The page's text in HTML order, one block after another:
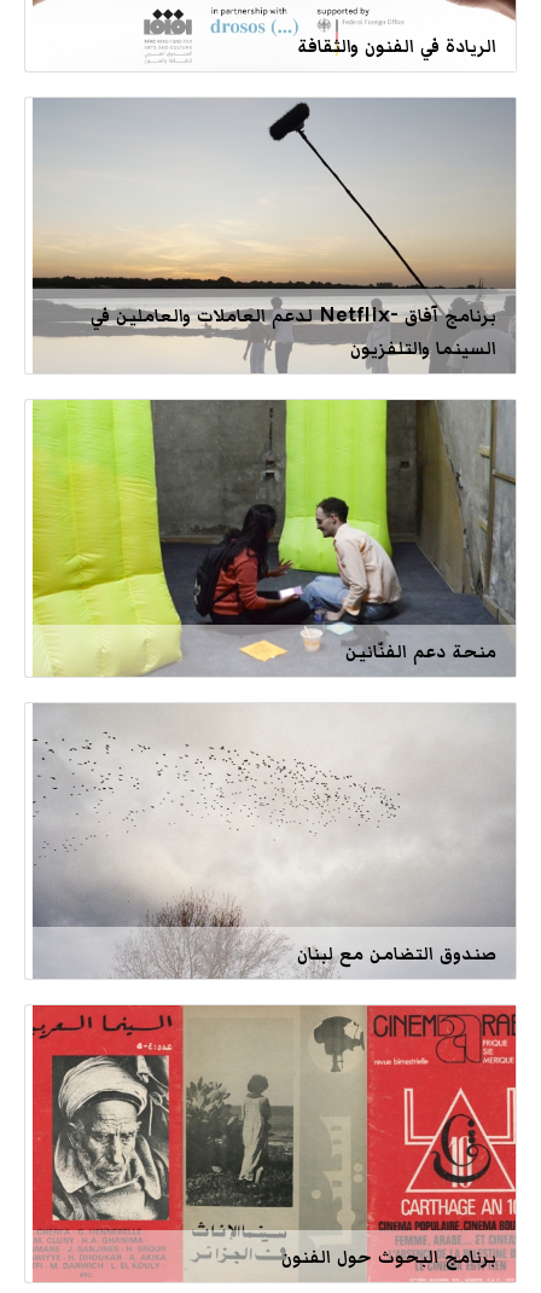
الريادة في الفنون والثقافة
برنامج آفاق -Netflix لدعم العاملات والعاملين في
السينما والتلفزيون
منحة دعم الفنّانين
صندوق التضامن مع لبنان
برنامج البحوث حول الفنون